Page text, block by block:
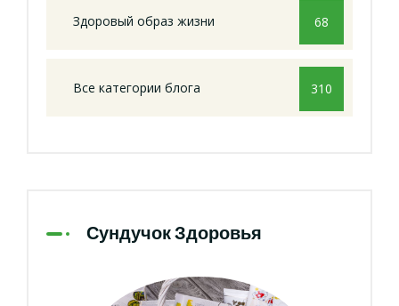
Здоровый образ жизни 68
Все категории блога 310
Сундучок Здоровья